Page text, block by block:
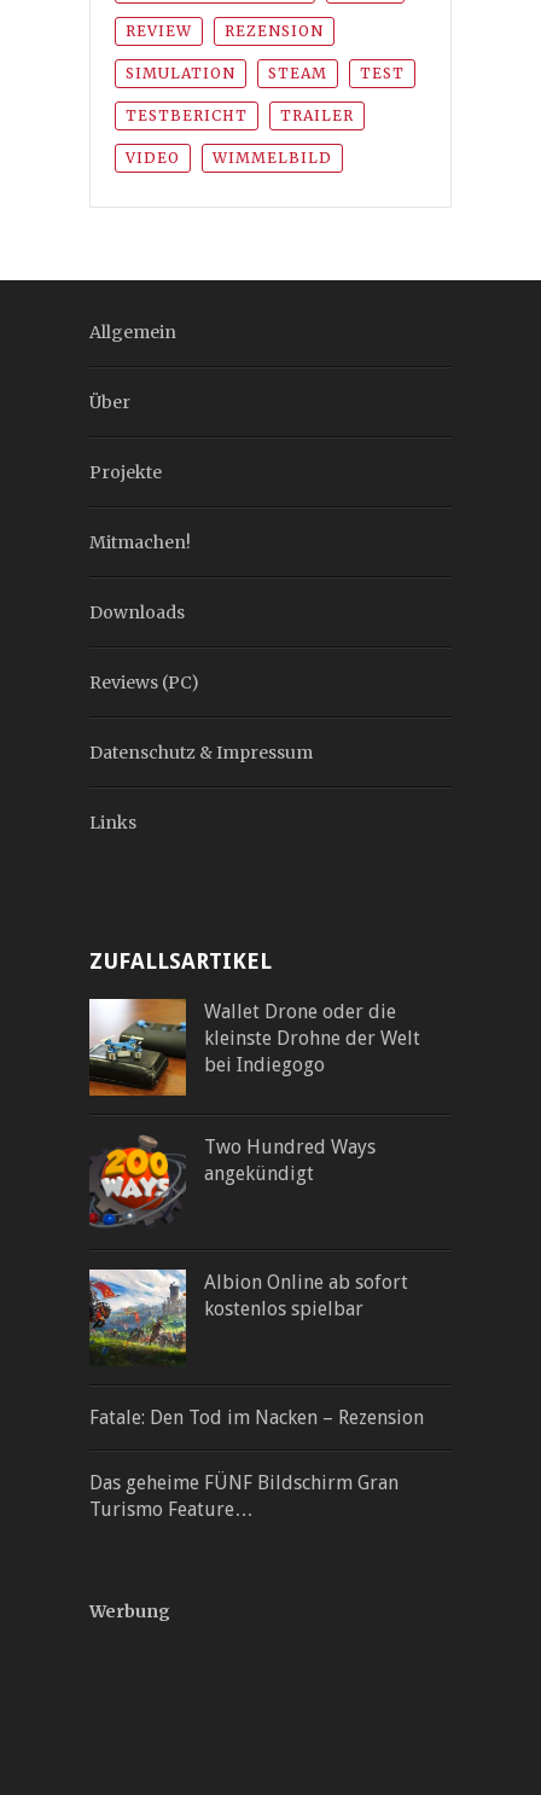
REVIEW REZENSION
SIMULATION STEAM TEST
TESTBERICHT TRAILER
VIDEO WIMMELBILD
Allgemein
Über
Projekte
Mitmachen!
Downloads
Reviews (PC)
Datenschutz & Impressum
Links
ZUFALLSARTIKEL
Wallet Drone oder die
kleinste Drohne der Welt
bei Indiegogo
Two Hundred Ways
angekündigt
Albion Online ab sofort
kostenlos spielbar
Fatale: Den Tod im Nacken – Rezension
Das geheime FÜNF Bildschirm Gran
Turismo Feature…
Werbung